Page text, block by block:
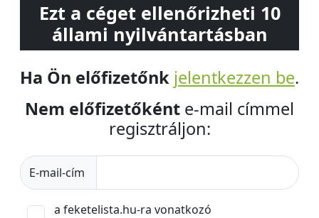
Ezt a céget ellenőrizheti 10
állami nyilvántartásban
Ha Ön előfizetőnk jelentkezzen be.
Nem előfizetőként e-mail címmel
regisztráljon:
E-mail-cím
a feketelista.hu-ra vonatkozó